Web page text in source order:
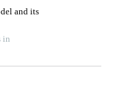
and its
in